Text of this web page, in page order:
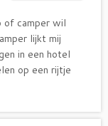
of camper wil
lijkt mij
in een hotel
op een rijtje